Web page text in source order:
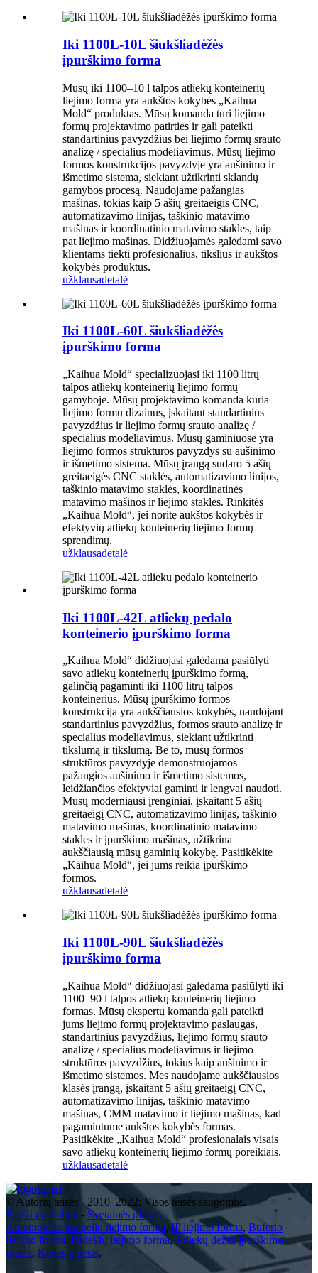
Iki 1100L-10L šiukšliadėžės
įpurškimo forma
Mūsų iki 1100–10 l talpos atliekų konteinerių
liejimo forma yra aukštos kokybės „Kaihua
Mold“ produktas. Mūsų komanda turi liejimo
formų projektavimo patirties ir gali pateikti
standartinius pavyzdžius bei liejimo formų srauto
analizę / specialius modeliavimus. Mūsų liejimo
formos konstrukcijos pavyzdyje yra aušinimo ir
išmetimo sistema, siekiant užtikrinti sklandų
gamybos procesą. Naudojame pažangias
mašinas, tokias kaip 5 ašių greitaeigis CNC,
automatizavimo linijas, taškinio matavimo
mašinas ir koordinatinio matavimo stakles, taip
pat liejimo mašinas. Didžiuojamės galėdami savo
klientams tiekti profesionalius, tikslius ir aukštos
kokybės produktus.
užklausadetalė
Iki 1100L-60L šiukšliadėžės
įpurškimo forma
„Kaihua Mold“ specializuojasi iki 1100 litrų
talpos atliekų konteinerių liejimo formų
gamyboje. Mūsų projektavimo komanda kuria
liejimo formų dizainus, įskaitant standartinius
pavyzdžius ir liejimo formų srauto analizę /
specialius modeliavimus. Mūsų gaminiuose yra
liejimo formos struktūros pavyzdys su aušinimo
ir išmetimo sistema. Mūsų įrangą sudaro 5 ašių
greitaeigės CNC staklės, automatizavimo linijos,
taškinio matavimo staklės, koordinatinės
matavimo mašinos ir liejimo staklės. Rinkitės
„Kaihua Mold“, jei norite aukštos kokybės ir
efektyvių atliekų konteinerių liejimo formų
sprendimų.
užklausadetalė
Iki 1100L-42L atliekų pedalo
konteinerio įpurškimo forma
„Kaihua Mold“ didžiuojasi galėdama pasiūlyti
savo atliekų konteinerių įpurškimo formą,
galinčią pagaminti iki 1100 litrų talpos
konteinerius. Mūsų įpurškimo formos
konstrukcija yra aukščiausios kokybės, naudojant
standartinius pavyzdžius, formos srauto analizę ir
specialius modeliavimus, siekiant užtikrinti
tikslumą ir tikslumą. Be to, mūsų formos
struktūros pavyzdyje demonstruojamos
pažangios aušinimo ir išmetimo sistemos,
leidžiančios efektyviai gaminti ir lengvai naudoti.
Mūsų moderniausi įrenginiai, įskaitant 5 ašių
greitaeigį CNC, automatizavimo linijas, taškinio
matavimo mašinas, koordinatinio matavimo
stakles ir įpurškimo mašinas, užtikrina
aukščiausią mūsų gaminių kokybę. Pasitikėkite
„Kaihua Mold“, jei jums reikia įpurškimo
formos.
užklausadetalė
Iki 1100L-90L šiukšliadėžės
įpurškimo forma
„Kaihua Mold“ didžiuojasi galėdama pasiūlyti iki
1100–90 l talpos atliekų konteinerių liejimo
formas. Mūsų ekspertų komanda gali pateikti
jums liejimo formų projektavimo paslaugas,
standartinius pavyzdžius, liejimo formų srauto
analizę / specialius modeliavimus ir liejimo
struktūros pavyzdžius, tokius kaip aušinimo ir
išmetimo sistemos. Mes naudojame aukščiausios
klasės įrangą, įskaitant 5 ašių greitaeigį CNC,
automatizavimo linijas, taškinio matavimo
mašinas, CMM matavimo ir liejimo mašinas, kad
pagamintume aukštos kokybės formas.
Pasitikėkite „Kaihua Mold“ profesionalais visais
savo atliekų konteinerių liejimo formų poreikiais.
užklausadetalė
© Autorių teisės - 2010–2022: Visos teisės saugomos.
Karšti produktai - Svetainės planas
Automobilio stulpelio liejimo forma, IP liejimo forma, Buferio
liejimo forma, Padėklų liejimo forma, Atliekų dėžės įpurškimo
forma, Kėdės pelėsis,